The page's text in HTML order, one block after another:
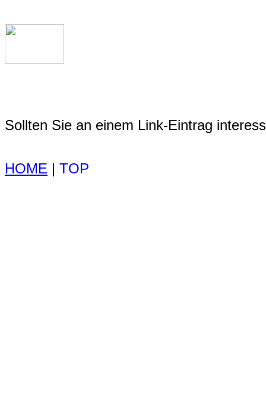
Sollten Sie an einem Link-Eintrag
HOME | TOP